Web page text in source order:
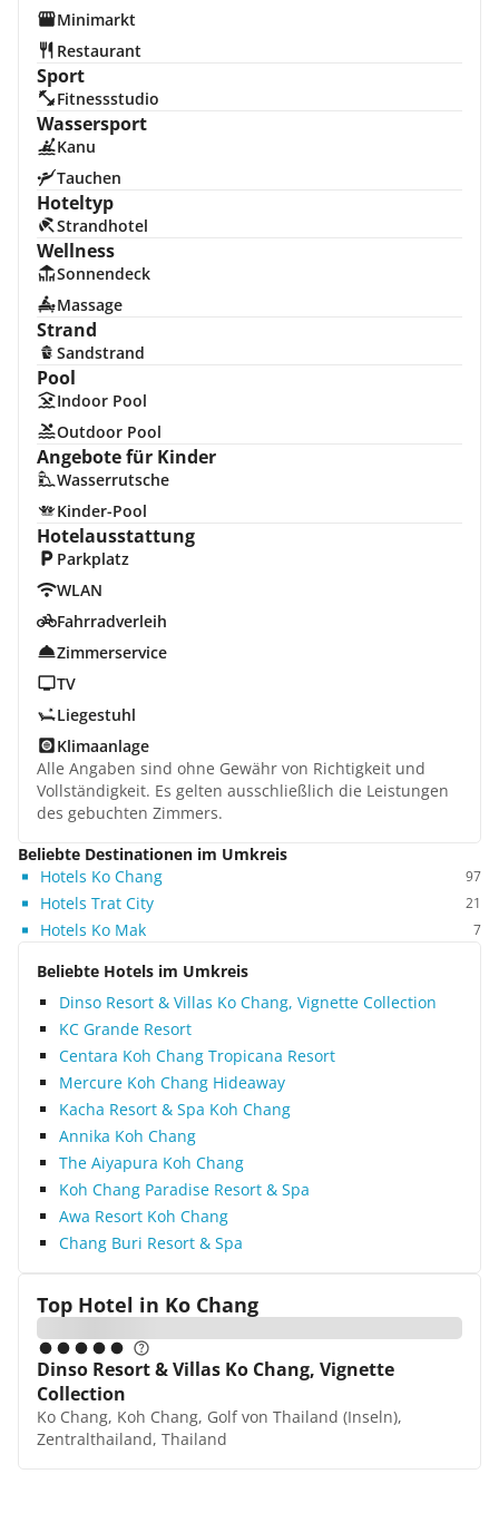
Minimarkt
Restaurant
Sport
Fitnessstudio
Wassersport
Kanu
Tauchen
Hoteltyp
Strandhotel
Wellness
Sonnendeck
Massage
Strand
Sandstrand
Pool
Indoor Pool
Outdoor Pool
Angebote für Kinder
Wasserrutsche
Kinder-Pool
Hotelausstattung
Parkplatz
WLAN
Fahrradverleih
Zimmerservice
TV
Liegestuhl
Klimaanlage
Alle Angaben sind ohne Gewähr von Richtigkeit und
Vollständigkeit. Es gelten ausschließlich die Leistungen
des gebuchten Zimmers.
Beliebte Destinationen im Umkreis
Hotels Ko Chang
97
Hotels Trat City 21
Hotels Ko Mak 7
Beliebte Hotels im Umkreis
Dinso Resort & Villas Ko Chang, Vignette Collection
KC Grande Resort
Centara Koh Chang Tropicana Resort
Mercure Koh Chang Hideaway
Kacha Resort & Spa Koh Chang
Annika Koh Chang
The Aiyapura Koh Chang
Koh Chang Paradise Resort & Spa
Awa Resort Koh Chang
Chang Buri Resort & Spa
Top Hotel in Ko Chang
Dinso Resort & Villas Ko Chang, Vignette
Collection
Ko Chang, Koh Chang, Golf von Thailand (Inseln),
Zentralthailand, Thailand